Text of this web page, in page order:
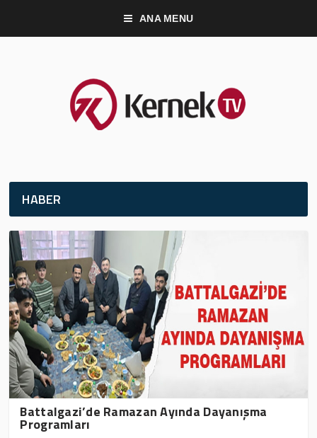
ANA MENU
HABER
Battalgazi’de Ramazan Ayında Dayanışma
Programları